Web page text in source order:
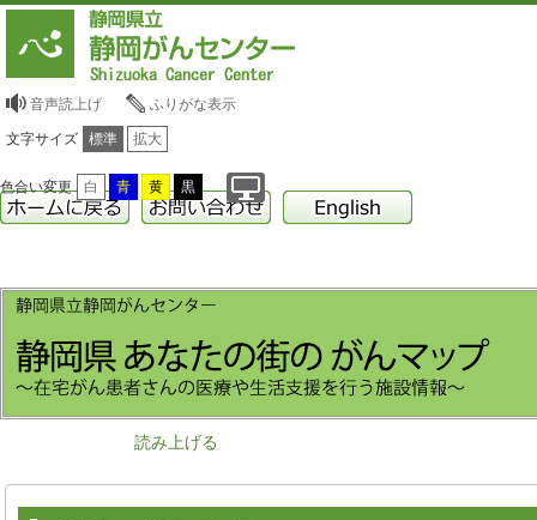
音声読上げ ふりがな表示
文字サイズ 標準 拡大
色合い変更 白 青 黄 黒
読み上げる